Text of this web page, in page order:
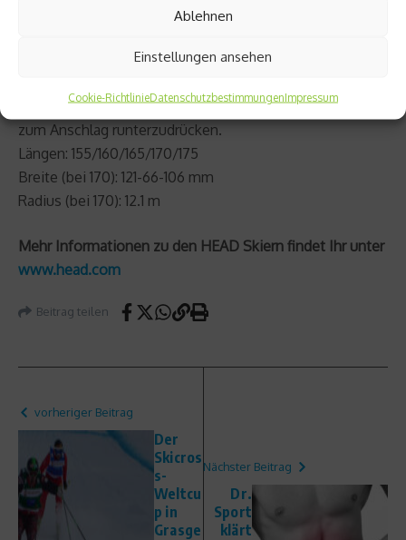
Ablehnen
Einstellungen ansehen
Cookie-RichtlinieDatenschutzbestimmungenImpressum
gesamten Linie. Schnell und aggressiv. Dieser ultimative,
auch im steilen Gelände nicht scheuen, das Pedal bis
zum Anschlag runterzudrücken.
Längen: 155/160/165/170/175
Breite (bei 170): 121-66-106 mm
Radius (bei 170): 12.1 m
Mehr Informationen zu den HEAD Skiern findet Ihr unter
www.head.com
Beitrag teilen
vorheriger Beitrag
Der
Skicros
s-
Weltcu
p in
Grasge
Nächster Beitrag
Dr.
Sport
klärt